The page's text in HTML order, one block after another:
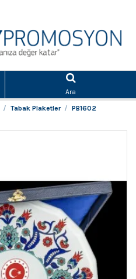
Ara
Tabak Plaketler
PB1602